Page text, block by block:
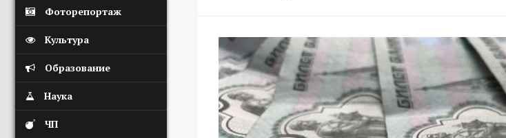
Фоторепортаж
Культура
Образование
Наука
ЧП